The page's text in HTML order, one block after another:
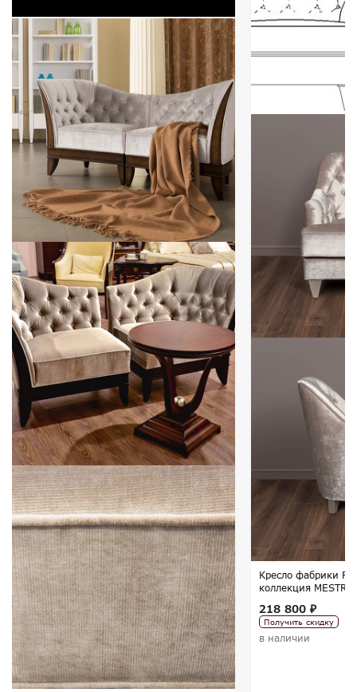
Кресло фабрики
коллекция MESTRE
218 800 ₽
Получить скидку
в наличии